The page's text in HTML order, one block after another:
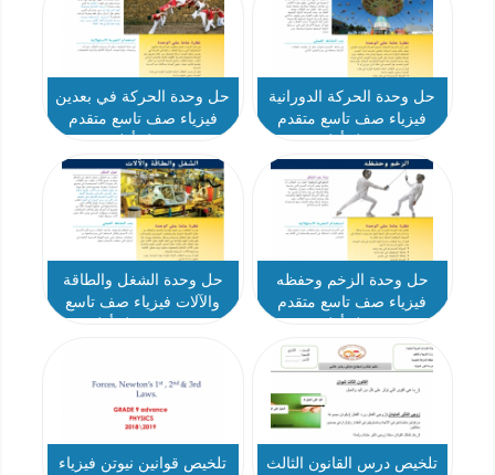
حل وحدة الحركة الدورانية
فيزياء صف تاسع متقدم
حل وحدة الحركة في بعدين
فيزياء صف تاسع متقدم
حل وحدة الزخم وحفظه
فيزياء صف تاسع متقدم
حل وحدة الشغل والطاقة
والآلات فيزياء صف تاسع
تلخيص درس القانون الثالث
تلخيص قوانين نيوتن فيزياء